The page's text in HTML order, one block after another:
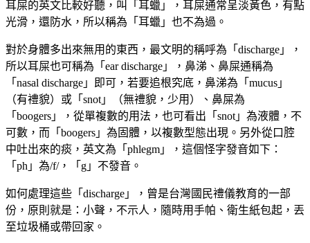
耳屎的英文比較好聽，叫「耳蠟」，耳屎通常呈淡黃色，有點
光滑，還防水，所以稱為「耳蠟」也不為過。
對於身體多出來無用的東西，最文明的稱呼為「discharge」，
所以耳屎也可稱為「ear discharge」，鼻涕、鼻屎通稱為
「nasal discharge」即可，若要追根究底，鼻涕為「mucus」
（有禮貌）或「snot」（無禮貌，少用）、鼻屎為
「boogers」，從單複數的用法，也可看出「snot」為液體，不
可數，而「boogers」為固體，以複數型態出現。另外從口腔
中吐出來的痰，英文為「phlegm」，這個怪字發音如下：
「ph」為/f/，「g」不發音。
如何處理這些「discharge」，曾是台灣國民禮儀教育的一部
份，原則就是：小聲，不示人，隨時用手帕、衛生紙包起，丟
至垃圾桶或帶回家。